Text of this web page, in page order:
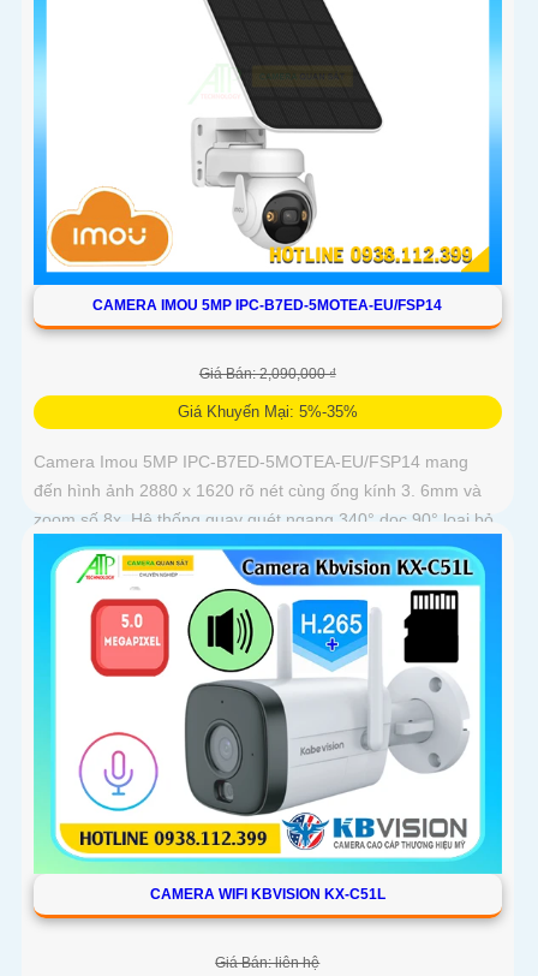
CAMERA IMOU 5MP IPC-B7ED-5MOTEA-EU/FSP14
Giá Bán: 2,090,000 ₫
Giá Khuyến Mại: 5%-35%
Camera Imou 5MP IPC-B7ED-5MOTEA-EU/FSP14 mang
đến hình ảnh 2880 x 1620 rõ nét cùng ống kính 3. 6mm và
zoom số 8x. Hệ thống quay quét ngang 340° dọc 90° loại bỏ
điểm mù
CAMERA WIFI KBVISION KX-C51L
Giá Bán: liên hệ